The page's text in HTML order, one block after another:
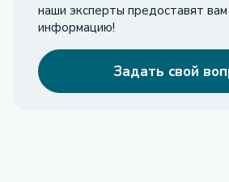
наши эксперты предоставят
информацию!
Задать свой